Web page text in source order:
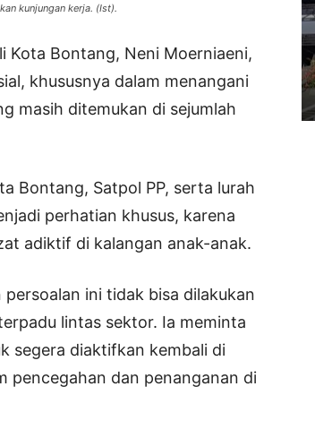
kunjungan kerja. (Ist).
Kota Bontang, Neni Moerniaeni,
khususnya dalam menangani
masih ditemukan di sejumlah
Bontang, Satpol PP, serta lurah
perhatian khusus, karena
adiktif di kalangan anak-anak.
ini tidak bisa dilakukan
lintas sektor. Ia meminta
segera diaktifkan kembali di
pencegahan dan penanganan di